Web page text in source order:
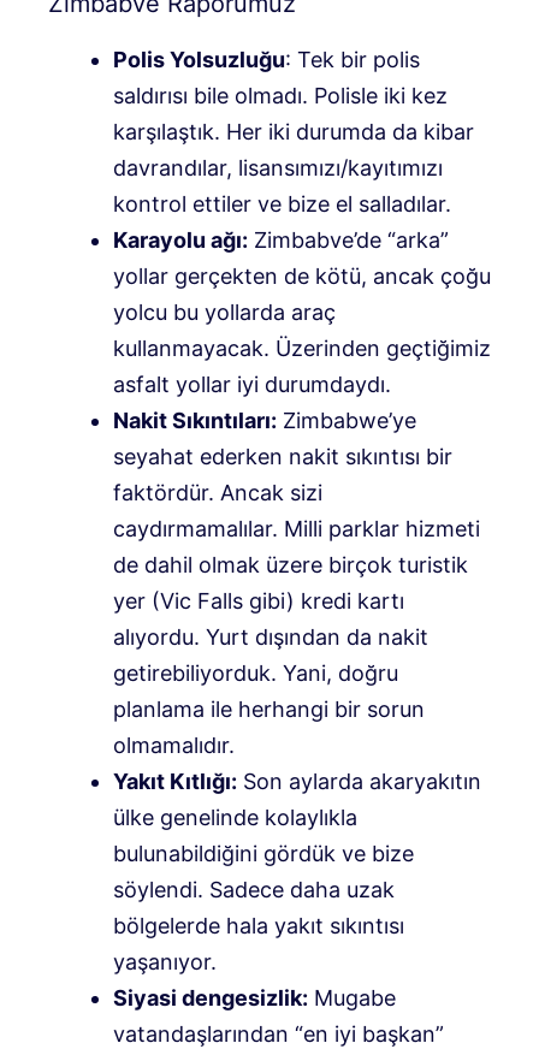
Polis Yolsuzluğu: Tek bir polis
saldırısı bile olmadı. Polisle iki kez
karşılaştık. Her iki durumda da kibar
davrandılar, lisansımızı/kayıtımızı
kontrol ettiler ve bize el salladılar.
Karayolu ağı: Zimbabve’de “arka”
yollar gerçekten de kötü, ancak çoğu
yolcu bu yollarda araç
kullanmayacak. Üzerinden geçtiğimiz
asfalt yollar iyi durumdaydı.
Nakit Sıkıntıları: Zimbabwe’ye
seyahat ederken nakit sıkıntısı bir
faktördür. Ancak sizi
caydırmamalılar. Milli parklar hizmeti
de dahil olmak üzere birçok turistik
yer (Vic Falls gibi) kredi kartı
alıyordu. Yurt dışından da nakit
getirebiliyorduk. Yani, doğru
planlama ile herhangi bir sorun
olmamalıdır.
Yakıt Kıtlığı: Son aylarda akaryakıtın
ülke genelinde kolaylıkla
bulunabildiğini gördük ve bize
söylendi. Sadece daha uzak
bölgelerde hala yakıt sıkıntısı
yaşanıyor.
Siyasi dengesizlik: Mugabe
vatandaşlarından “en iyi başkan”